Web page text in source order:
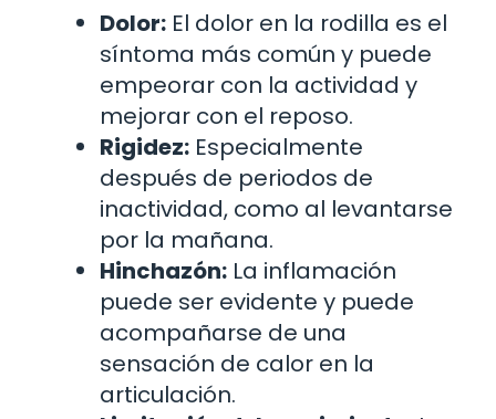
Dolor: El dolor en la rodilla es el
síntoma más común y puede
empeorar con la actividad y
mejorar con el reposo.
Rigidez: Especialmente
después de periodos de
inactividad, como al levantarse
por la mañana.
Hinchazón: La inflamación
puede ser evidente y puede
acompañarse de una
sensación de calor en la
articulación.